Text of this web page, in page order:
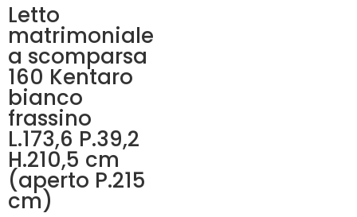
Letto
matrimoniale
a scomparsa
160 Kentaro
bianco
frassino
L.173,6 P.39,2
H.210,5 cm
(aperto P.215
cm)